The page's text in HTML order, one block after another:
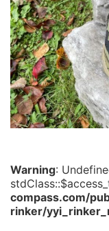
Warning:
compass.com/
rinker/